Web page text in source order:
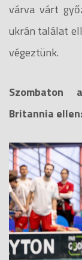
várva várt
ukrán találat
végeztünk.
Szombaton
Britannia ellen: